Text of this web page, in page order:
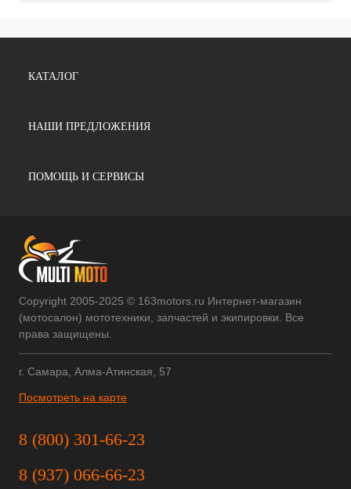
КАТАЛОГ
НАШИ ПРЕДЛОЖЕНИЯ
ПОМОЩЬ И СЕРВИСЫ
Copyright 2005-2025 © 163motors.ru Интернет-магазин
(мотосалон) мототехники, запчастей и экипировки. Все
права защищены.
г. Самара, Алма-Атинская, 57
Посмотреть на карте
8 (800) 301-66-23
8 (937) 066-66-23